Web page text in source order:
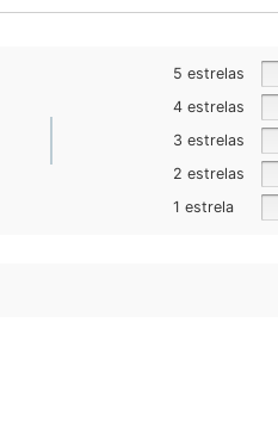
5 estrelas
4 estrelas
3 estrelas
2 estrelas
1 estrela